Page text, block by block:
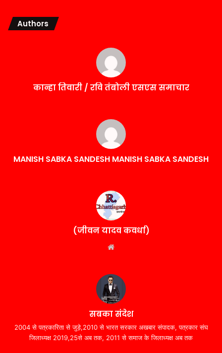
Authors
कान्हा तिवारी / रवि तंबोली एसएस समाचार
MANISH SABKA SANDESH MANISH SABKA SANDESH
(जीवन यादव कवर्धा)
सबका संदेश
2004 से पत्रकारिता से जुड़े,2010 से भारत सरकार अखबार संपादक, पत्रकार संघ
जिलाध्यक्ष 2019,25से अब तक, 2011 से समाज के जिलाध्यक्ष अब तक